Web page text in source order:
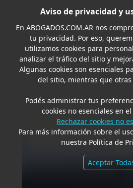
Aviso de privacidad y
En ABOGADOS.COM.ARnos
tu privacidad. Por eso,
utilizamos cookies para
analizar el tráfico del sitio y
Algunas cookies son esenciales
del sitio, mientras que otras
Podés administrar tus
cookies no esenciales en
Rechazar cookies no
Para más información sobre el
nuestra Política de
Aceptar